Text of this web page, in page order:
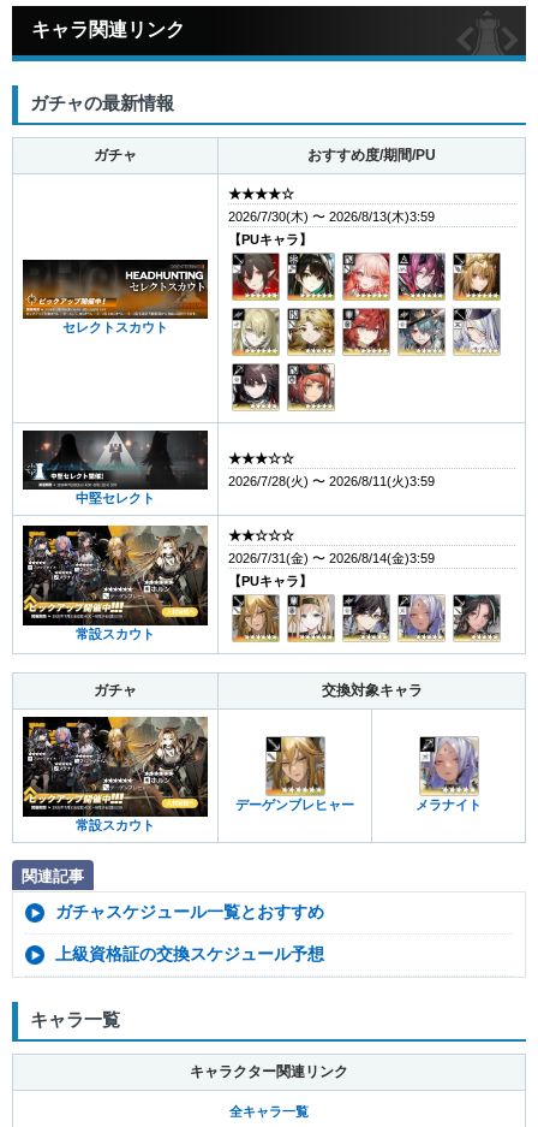
キャラ関連リンク
ガチャの最新情報
ガチャ おすすめ度/期間/PU
セレクトスカウト
★★★★☆
2026/7/30(木) 〜 2026/8/13(木)3:59
【PUキャラ】
中堅セレクト
★★★☆☆
2026/7/28(火) 〜 2026/8/11(火)3:59
常設スカウト
★★☆☆☆
2026/7/31(金) 〜 2026/8/14(金)3:59
【PUキャラ】
ガチャ 交換対象キャラ
常設スカウト
デーゲンブレヒャー メラナイト
関連記事
ガチャスケジュール一覧とおすすめ
上級資格証の交換スケジュール予想
キャラ一覧
キャラクター関連リンク
全キャラ一覧